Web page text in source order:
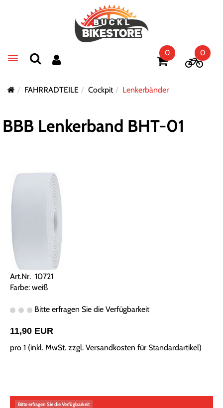
Toggle navigation
0 0
FAHRRADTEILE Cockpit Lenkerbänder
BBB Lenkerband BHT-01
Art.Nr. 10721
Farbe: weiß
Bitte erfragen Sie die Verfügbarkeit
11,90 EUR
pro 1 (inkl. MwSt. zzgl. Versandkosten für Standardartikel)
Bitte erfragen Sie die Verfügbarkeit